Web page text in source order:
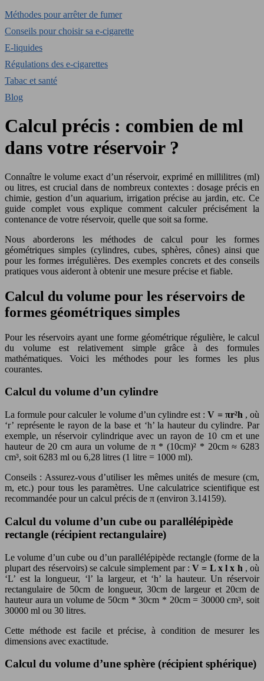
Méthodes pour arrêter de fumer
Conseils pour choisir sa e-cigarette
E-liquides
Régulations des e-cigarettes
Tabac et santé
Blog
Calcul précis : combien de ml
dans votre réservoir ?
Connaître le volume exact d’un réservoir, exprimé en millilitres (ml)
ou litres, est crucial dans de nombreux contextes : dosage précis en
chimie, gestion d’un aquarium, irrigation précise au jardin, etc. Ce
guide complet vous explique comment calculer précisément la
contenance de votre réservoir, quelle que soit sa forme.
Nous aborderons les méthodes de calcul pour les formes
géométriques simples (cylindres, cubes, sphères, cônes) ainsi que
pour les formes irrégulières. Des exemples concrets et des conseils
pratiques vous aideront à obtenir une mesure précise et fiable.
Calcul du volume pour les réservoirs de
formes géométriques simples
Pour les réservoirs ayant une forme géométrique régulière, le calcul
du volume est relativement simple grâce à des formules
mathématiques. Voici les méthodes pour les formes les plus
courantes.
Calcul du volume d’un cylindre
La formule pour calculer le volume d’un cylindre est :V = πr²h , où
‘r’ représente le rayon de la base et ‘h’ la hauteur du cylindre. Par
exemple, un réservoir cylindrique avec un rayon de 10 cm et une
hauteur de 20 cm aura un volume de π * (10cm)² * 20cm ≈ 6283
cm³, soit 6283 ml ou 6,28 litres (1 litre = 1000 ml).
Conseils : Assurez-vous d’utiliser les mêmes unités de mesure (cm,
m, etc.) pour tous les paramètres. Une calculatrice scientifique est
recommandée pour un calcul précis de π (environ 3.14159).
Calcul du volume d’un cube ou parallélépipède
rectangle (récipient rectangulaire)
Le volume d’un cube ou d’un parallélépipède rectangle (forme de la
plupart des réservoirs) se calcule simplement par : V = L x l x h , où
‘L’ est la longueur, ‘l’ la largeur, et ‘h’ la hauteur. Un réservoir
rectangulaire de 50cm de longueur, 30cm de largeur et 20cm de
hauteur aura un volume de 50cm * 30cm * 20cm = 30000 cm³, soit
30000 ml ou 30 litres.
Cette méthode est facile et précise, à condition de mesurer les
dimensions avec exactitude.
Calcul du volume d’une sphère (récipient sphérique)